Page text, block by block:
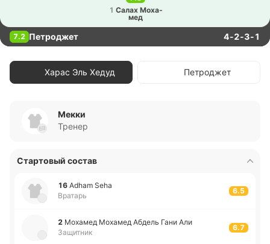
1 Салах Мо­ха­
мед
7.2 Петроджет 4-2-3-1
Харас Эль Хедуд Петроджет
Мекки
Тренер
Стартовый состав
16 Adham Seha
Вратарь
6.5
2 Мо­ха­мед Мо­ха­мед Абдель Гани Али
Защитник
6.7